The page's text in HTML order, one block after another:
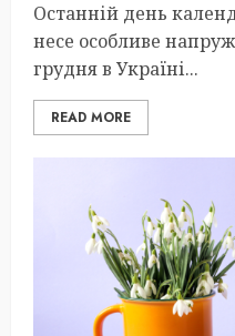
Останній день
несе особливе
грудня в Україні...
READ MORE